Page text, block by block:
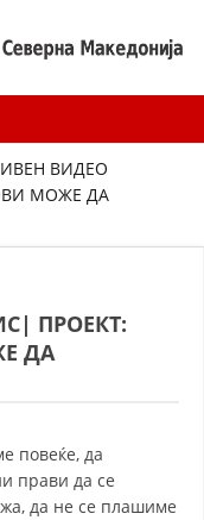
ВИДЕО
МОЖЕ ДА
ПРОЕКТ:
ДА
повеќе, да
прави да се
да не се плашиме